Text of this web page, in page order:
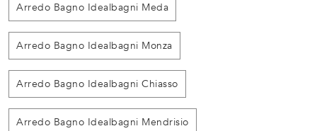
Arredo Bagno Idealbagni Meda
Arredo Bagno Idealbagni Monza
Arredo Bagno Idealbagni Chiasso
Arredo Bagno Idealbagni Mendrisio